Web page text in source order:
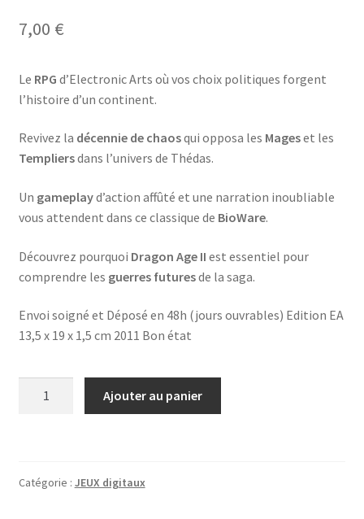
7,00 €
Le RPG d’Electronic Arts où vos choix politiques forgent
l’histoire d’un continent.
Revivez la décennie de chaosqui opposa les Mageset les
Templiersdans l’univers de Thédas.
Un gameplayd’action affûté et une narration inoubliable
vous attendent dans ce classique de BioWare.
Découvrez pourquoi Dragon Age II est essentiel pour
comprendre les guerres futuresde la saga.
Envoi soigné et Déposé en 48h (jours ouvrables) Edition EA
13,5 x 19 x 1,5 cm 2011 Bon état
+
Ajouter au panier
Catégorie : JEUX digitaux